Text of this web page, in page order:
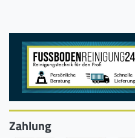
Zahlung